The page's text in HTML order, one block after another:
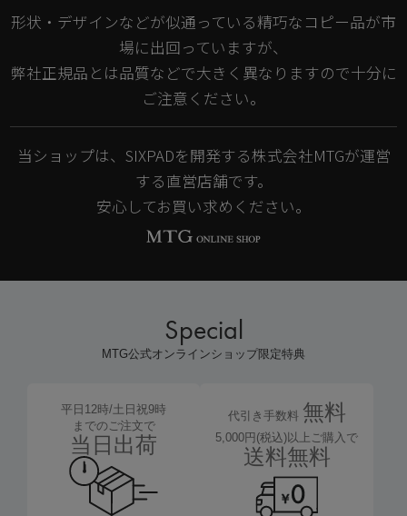
形状・デザインなどが似通っている精巧なコピー品が市
場に出回っていますが、
弊社正規品とは品質などで大きく異なりますので十分に
ご注意ください。
当ショップは、SIXPADを開発する株式会社MTGが運営
する直営店舗です。
安心してお買い求めください。
Special
MTG公式オンラインショップ限定特典
平日12時/土日祝9時
までのご注文で
当日出荷
代引き手数料 無料
5,000円(税込)以上ご購入で
送料無料